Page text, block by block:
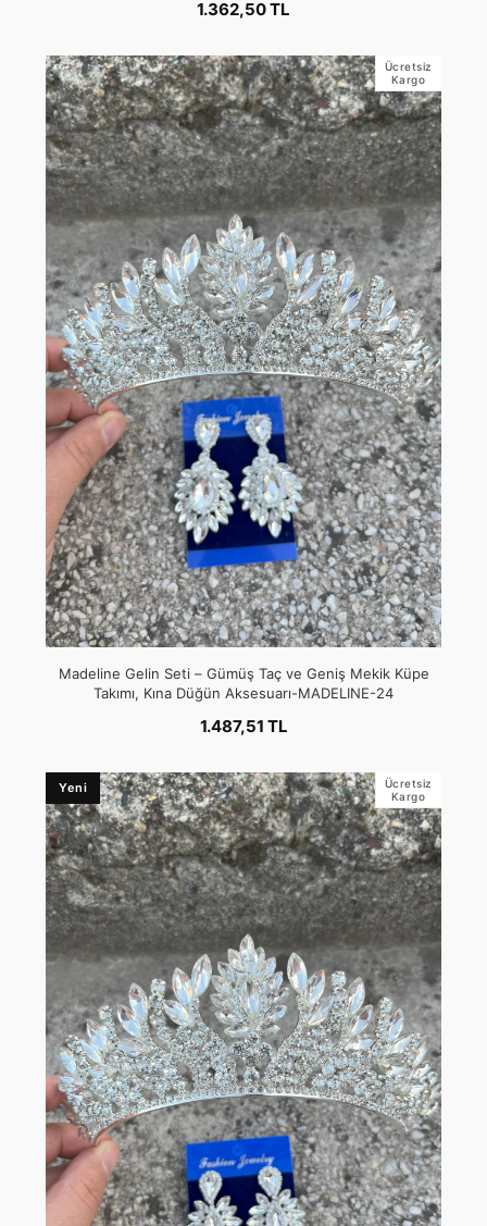
1.362,50 TL
Ücretsiz
Kargo
Madeline Gelin Seti – Gümüş Taç ve Geniş Mekik Küpe
Takımı, Kına Düğün Aksesuarı-MADELINE-24
1.487,51 TL
Yeni
Ücretsiz
Kargo